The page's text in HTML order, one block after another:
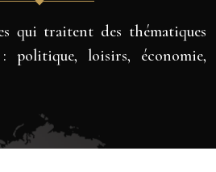
qui traitent des thématiques
politique, loisirs, économie,